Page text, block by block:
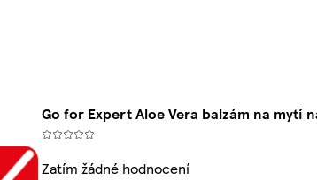
Go for Expert Aloe Vera balzám na mytí
Zatím žádné hodnocení